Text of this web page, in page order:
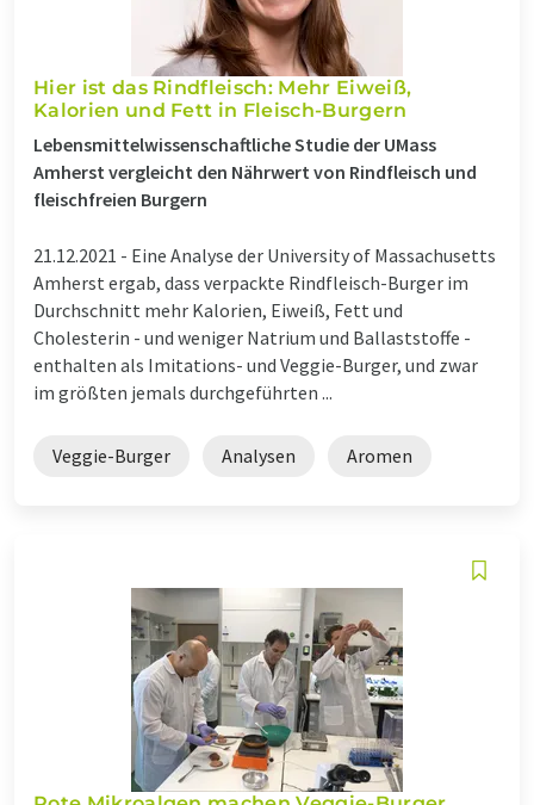
Hier ist das Rindfleisch: Mehr Eiweiß,
Kalorien und Fett in Fleisch-Burgern
Lebensmittelwissenschaftliche Studie der UMass
Amherst vergleicht den Nährwert von Rindfleisch und
fleischfreien Burgern
21.12.2021 - Eine Analyse der University of Massachusetts
Amherst ergab, dass verpackte Rindfleisch-Burger im
Durchschnitt mehr Kalorien, Eiweiß, Fett und
Cholesterin - und weniger Natrium und Ballaststoffe -
enthalten als Imitations- und Veggie-Burger, und zwar
im größten jemals durchgeführten ...
Veggie-Burger Analysen Aromen